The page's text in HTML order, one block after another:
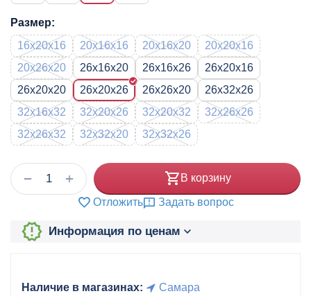
Размер:
16x20x16
20x16x16 20x16x20
20x20x16
20x26x20
26x16x20 26x16x26
26x20x16
26x20x20
26x20x26 26x26x20
26x32x26
32x16x32
32x20x26 32x20x32
32x26x26
32x26x32
32x32x20 32x32x26
+
− В корзину
Отложить Задать вопрос
Информация по ценам
Наличие в магазинах:
Самара